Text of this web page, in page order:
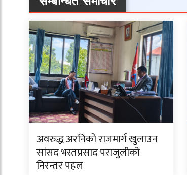
अवरुद्ध अरनिको राजमार्ग खुलाउन
सांसद भरतप्रसाद पराजुलीको
निरन्तर पहल